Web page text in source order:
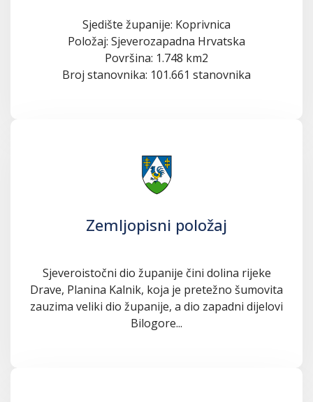
Sjedište županije: Koprivnica
Položaj: Sjeverozapadna Hrvatska
Površina: 1.748 km2
Broj stanovnika: 101.661 stanovnika
Zemljopisni položaj
Sjeveroistočni dio županije čini dolina rijeke
Drave, Planina Kalnik, koja je pretežno šumovita
zauzima veliki dio županije, a dio zapadni dijelovi
Bilogore...